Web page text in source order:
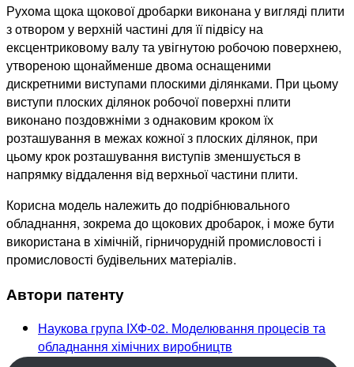
Рухома щока щокової дробарки виконана у вигляді плити
з отвором у верхній частині для її підвісу на
ексцентриковому валу та увігнутою робочою поверхнею,
утвореною щонайменше двома оснащеними
дискретними виступами плоскими ділянками. При цьому
виступи плоских ділянок робочої поверхні плити
виконано поздовжніми з однаковим кроком їх
розташування в межах кожної з плоских ділянок, при
цьому крок розташування виступів зменшується в
напрямку віддалення від верхньої частини плити.
Корисна модель належить до подрібнювального
обладнання, зокрема до щокових дробарок, і може бути
використана в хімічній, гірничорудній промисловості і
промисловості будівельних матеріалів.
Автори патенту
Наукова група ІХФ-02. Моделювання процесів та
обладнання хімічних виробництв